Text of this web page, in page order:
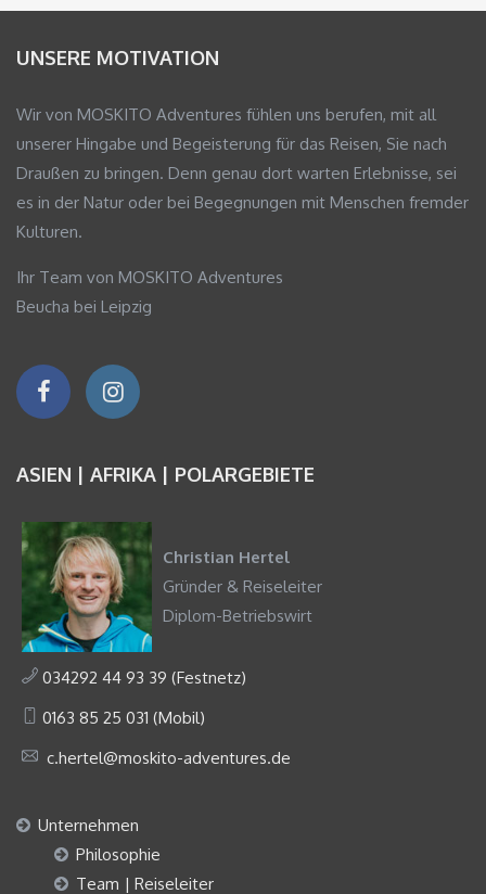
UNSERE MOTIVATION
Wir von MOSKITO Adventures fühlen uns berufen, mit all
unserer Hingabe und Begeisterung für das Reisen, Sie nach
Draußen zu bringen. Denn genau dort warten Erlebnisse, sei
es in der Natur oder bei Begegnungen mit Menschen fremder
Kulturen.
Ihr Team von MOSKITO Adventures
Beucha bei Leipzig
ASIEN | AFRIKA | POLARGEBIETE
Christian Hertel
Gründer & Reiseleiter
Diplom-Betriebswirt
034292 44 93 39 (Festnetz)
0163 85 25 031 (Mobil)
c.hertel@moskito-adventures.de
Unternehmen
Philosophie
Team | Reiseleiter